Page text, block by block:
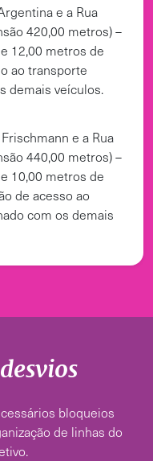
e a Rua
420,00 metros) –
12,00 metros de
ao transporte
demais veículos.
e a Rua
440,00 metros) –
10,00 metros de
de acesso ao
com os demais
bloqueios
de linhas do